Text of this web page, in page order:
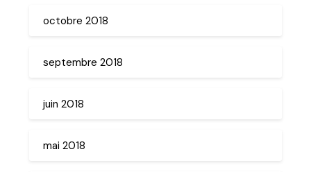
octobre 2018
septembre 2018
juin 2018
mai 2018